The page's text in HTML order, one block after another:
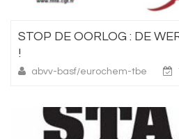
STOP DE OORLOG : DE
!
abvv-basf/eurochem-tbe